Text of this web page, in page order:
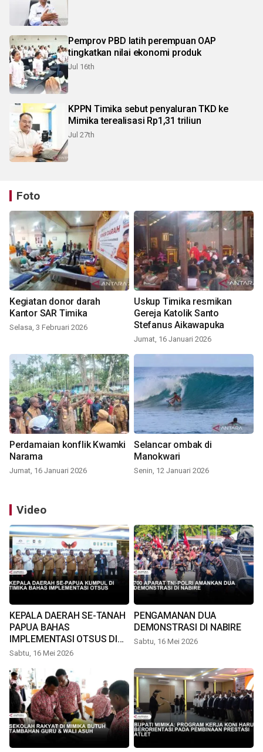
Pemprov PBD latih perempuan OAP
tingkatkan nilai ekonomi produk
Jul 16th
KPPN Timika sebut penyaluran TKD ke
Mimika terealisasi Rp1,31 triliun
Jul 27th
Foto
Kegiatan donor darah
Kantor SAR Timika
Selasa, 3 Februari 2026
Uskup Timika resmikan
Gereja Katolik Santo
Stefanus Aikawapuka
Jumat, 16 Januari 2026
Perdamaian konflik Kwamki
Narama
Jumat, 16 Januari 2026
Selancar ombak di
Manokwari
Senin, 12 Januari 2026
Video
KEPALA DAERAH SE-TANAH
PAPUA BAHAS
IMPLEMENTASI OTSUS DI
TIMIKA
Sabtu, 16 Mei 2026
PENGAMANAN DUA
DEMONSTRASI DI NABIRE
Sabtu, 16 Mei 2026